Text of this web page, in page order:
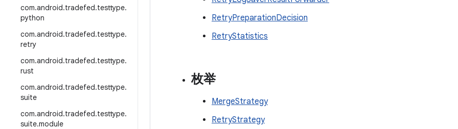
com.android.tradefed.testtype.
python
com.android.tradefed.testtype.
retry
com.android.tradefed.testtype.
rust
com.android.tradefed.testtype.
suite
com.android.tradefed.testtype.
suite.module
RetryPreparationDecision
RetryStatistics
枚举
MergeStrategy
RetryStrategy